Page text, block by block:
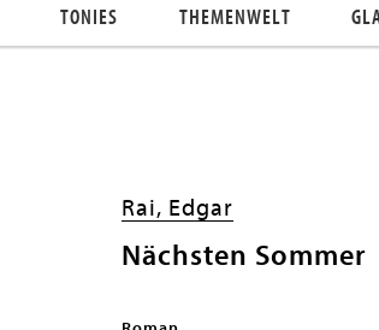
TONIES THEMENWELT
Rai, Edgar
Nächsten Sommer